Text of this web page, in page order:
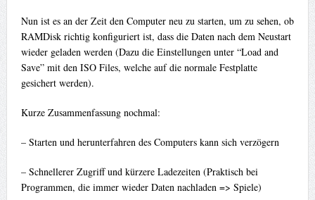
Nun ist es an der Zeit den Computer neu zu starten, um zu sehen, ob
RAMDisk richtig konfiguriert ist, dass die Daten nach dem Neustart
wieder geladen werden (Dazu die Einstellungen unter “Load and
Save” mit den ISO Files, welche auf die normale Festplatte
gesichert werden).
Kurze Zusammenfassung nochmal:
– Starten und herunterfahren des Computers kann sich verzögern
– Schnellerer Zugriff und kürzere Ladezeiten (Praktisch bei
Programmen, die immer wieder Daten nachladen => Spiele)